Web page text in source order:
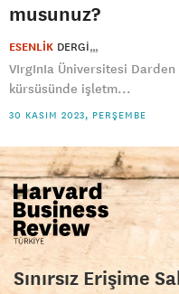
musunuz?
ESENLİK DERGI
VIrgInIa Üniversitesi
kürsüsünde işletm...
30 KASIM 2023, PERŞEMBE
Sınırsız Erişime